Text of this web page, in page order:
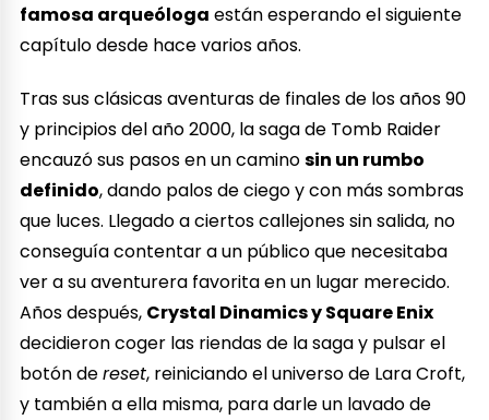
famosa arqueóloga están esperando el siguiente
capítulo desde hace varios años.
Tras sus clásicas aventuras de finales de los años 90
y principios del año 2000, la saga de Tomb Raider
encauzó sus pasos en un caminosin un rumbo
definido, dando palos de ciego y con más sombras
que luces. Llegado a ciertos callejones sin salida, no
conseguía contentar a un público que necesitaba
ver a su aventurera favorita en un lugar merecido.
Años después, Crystal Dinamics y Square Enix
decidieron coger las riendas de la saga y pulsar el
botón dereset, reiniciando el universo de Lara Croft,
y también a ella misma, para darle un lavado de